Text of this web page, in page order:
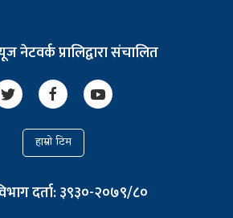
नेटवर्क प्रालिद्वारा संचालित
हाम्रो टिम
दर्ता: ३९३०-२०७९/८०